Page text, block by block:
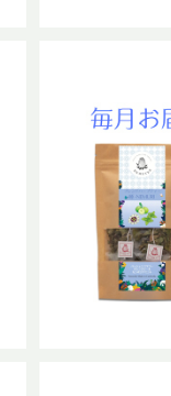
【定期便】睡